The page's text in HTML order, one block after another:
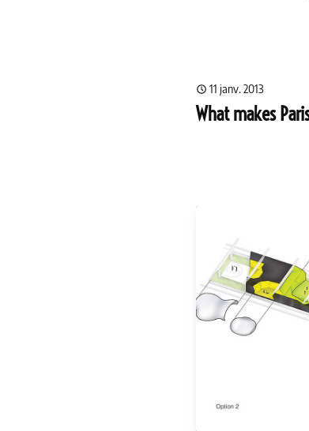
11 janv. 2013
What makes